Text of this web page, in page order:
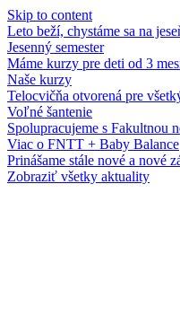
Skip to content
Leto beží, chystáme sa na
Jesenný semester
Máme kurzy pre deti od 3
Naše kurzy
Telocvičňa otvorená pre
Voľné šantenie
Spolupracujeme s Fakultnou
Viac o FNTT + Baby Balance
Prinášame stále nové a nové
Zobraziť všetky aktuality